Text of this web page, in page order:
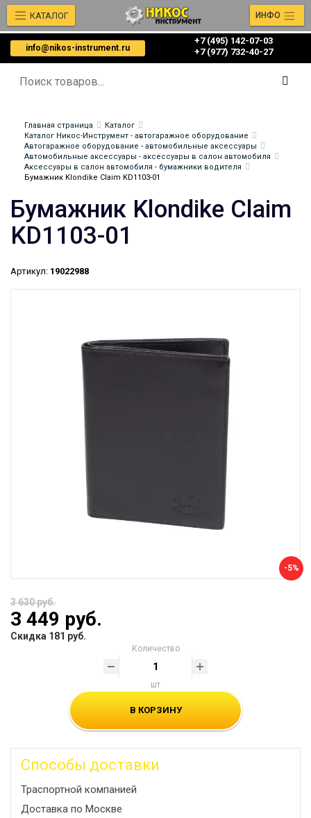
info@nikos-instrument.ru
+7 (495) 142-07-03
‎‎+7 (977) 732-40-27
КАТАЛОГ ИНФО
Главная страница
Каталог
Каталог Никос-Инструмент - автогаражное оборудование
Автогаражное оборудование - автомобильные аксессуары
Автомобильные аксессуары - аксессуары в салон автомобиля
Аксессуары в салон автомобиля - бумажники водителя
Бумажник Klondike Claim KD1103-01
Бумажник Klondike Claim
KD1103-01
Артикул: 19022988
-5%
3 630 руб.
3 449 руб.
Скидка 181 руб.
Количество
шт
В КОРЗИНУ
Способы доставки
Траспортной компанией
Доставка по Москве